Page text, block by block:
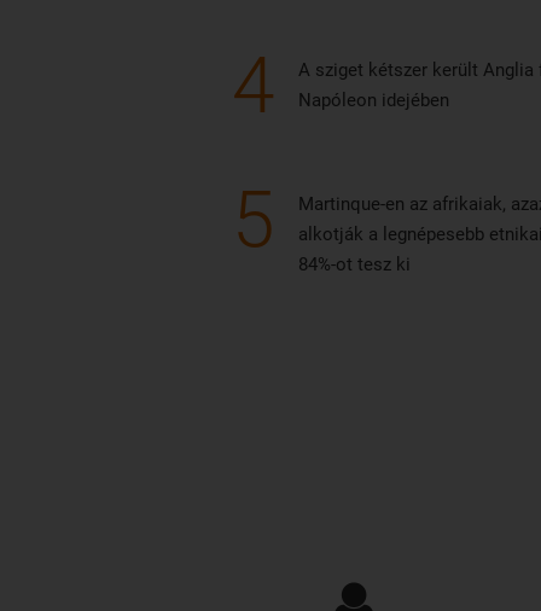
4
A sziget kétszer került Anglia
Napóleon idejében
5
Martinque-en az afrikaiak,
alkotják a legnépesebb
84%-ot tesz ki